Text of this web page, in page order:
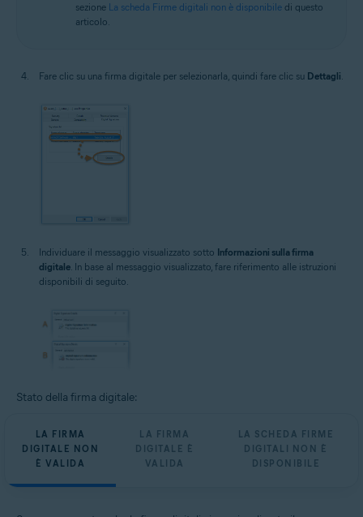
sezione La scheda Firme digitali non è disponibile di questo
articolo.
Fare clic su una firma digitale per selezionarla, quindi fare clic su Dettagli.
Individuare il messaggio visualizzato sotto Informazioni sulla firma
digitale . In base al messaggio visualizzato, fare riferimento alle istruzioni
disponibili di seguito.
Stato della firma digitale:
LA FIRMA
DIGITALE NON
È VALIDA
LA FIRMA
DIGITALE È
VALIDA
LA SCHEDA FIRME
DIGITALI NON È
DISPONIBILE